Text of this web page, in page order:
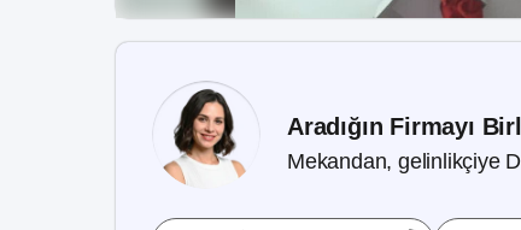
Aradığın Firmayı
Mekandan, gelinlikçiye